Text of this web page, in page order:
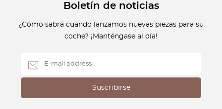
Boletín de noticias
¿Cómo sabrá cuándo lanzamos nuevas piezas para su
coche? ¡Manténgase al día!